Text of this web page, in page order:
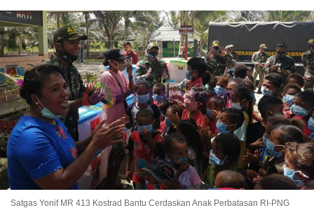
Satgas Yonif MR 413 Kostrad Bantu Cerdaskan Anak Perbatasan RI-PNG